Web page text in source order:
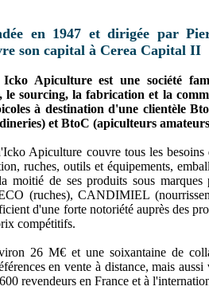
en 1947 et dirigée par
son capital à Cerea Capital II
Icko Apiculture est une société
le sourcing, la fabrication et la
à destination d'une clientèle
et BtoC (apiculteurs
Apiculture couvre tous les besoins
ruches, outils et équipements,
moitié de ses produits sous marques
(ruches), CANDIMIEL
d'une forte notoriété auprès des
compétitifs.
26 M€ et une soixantaine de
en vente à distance, mais aussi
revendeurs en France et à